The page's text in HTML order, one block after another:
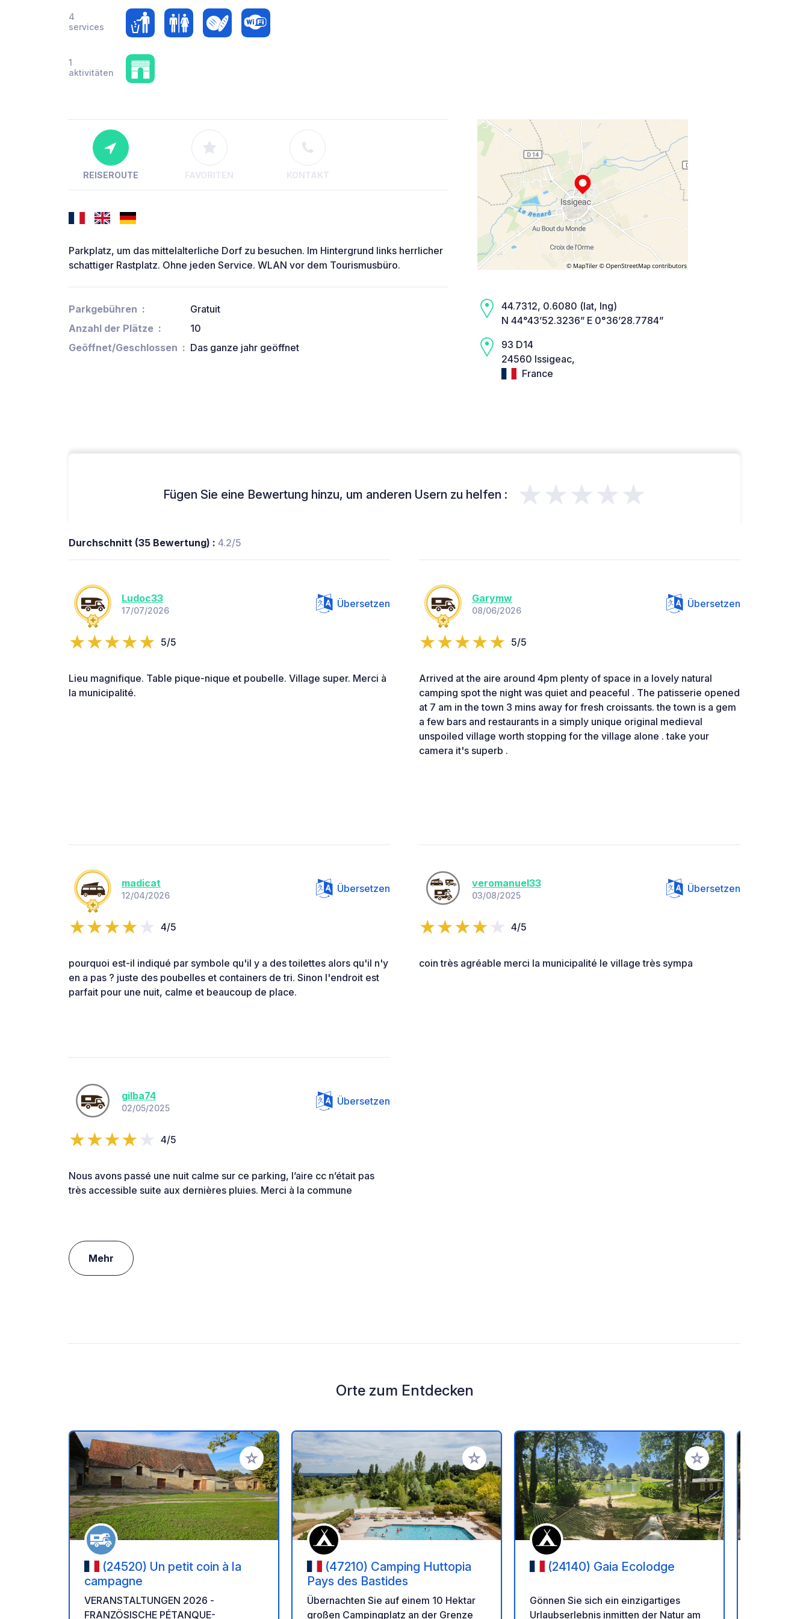
4
services
1
aktivitäten
REISEROUTE FAVORITEN KONTAKT
Parkplatz, um das mittelalterliche Dorf zu besuchen. Im Hintergrund links herrlicher
schattiger Rastplatz. Ohne jeden Service. WLAN vor dem Tourismusbüro.
Parkgebühren
Gratuit
Anzahl der Plätze
10
Geöffnet/Geschlossen
Das ganze jahr geöffnet
44.7312, 0.6080 (lat, lng)
N 44°43’52.3236” E 0°36’28.7784”
93 D14
24560 Issigeac,
France
Fügen Sie eine Bewertung hinzu, um anderen Usern zu helfen : ★★★★★
Durchschnitt (35 Bewertung) : 4.2/5
Ludoc33
17/07/2026
Übersetzen
5/5
Lieu magnifique. Table pique-nique et poubelle. Village super. Merci à
la municipalité.
Garymw
08/06/2026
Übersetzen
5/5
Arrived at the aire around 4pm plenty of space in a lovely natural
camping spot the night was quiet and peaceful . The patisserie opened
at 7 am in the town 3 mins away for fresh croissants. the town is a gem
a few bars and restaurants in a simply unique original medieval
unspoiled village worth stopping for the village alone . take your
camera it's superb .
madicat
12/04/2026
Übersetzen
4/5
pourquoi est-il indiqué par symbole qu'il y a des toilettes alors qu'il n'y
en a pas ? juste des poubelles et containers de tri. Sinon l'endroit est
parfait pour une nuit, calme et beaucoup de place.
veromanuel33
03/08/2025
Übersetzen
4/5
coin très agréable merci la municipalité le village très sympa
gilba74
02/05/2025
Übersetzen
4/5
Nous avons passé une nuit calme sur ce parking, l’aire cc n’était pas
très accessible suite aux dernières pluies. Merci à la commune
Mehr
Orte zum Entdecken
Zu Ihren Favoriten hinzufügen
(24520) Un petit coin à la
campagne
VERANSTALTUNGEN 2026 -
FRANZÖSISCHE PÉTANQUE-
Zu Ihren Favoriten hinzufügen
(47210) Camping Huttopia
Pays des Bastides
Übernachten Sie auf einem 10 Hektar
großen Campingplatz an der Grenze
Zu Ihren Favoriten
(24140) Gaia Ecolodge
Gönnen Sie sich ein einzigartiges
Urlaubserlebnis inmitten der Natur am